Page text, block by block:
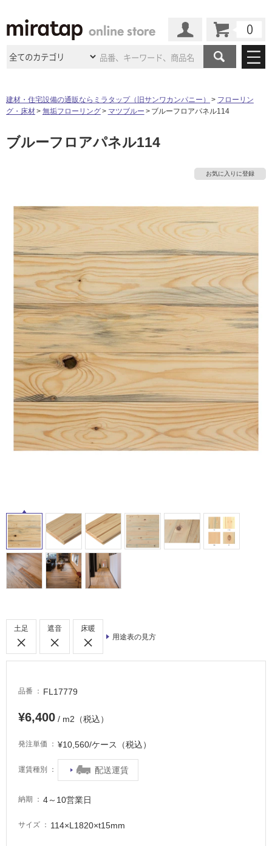
商品カテゴリ
キッチン
トイレ
ウッドデッキ フローリング・ 床材
収納 インテリア・家具
照明 ペット用品
内装用建材 パネル・壁材
ロートアイアン 天然石・石材
メンテナンス・施工材 新商品
施工事例
施工事例 法人案件納入事例
インタビュー
店舗・施設事例
ショールーム
ショールーム
大阪ショールーム 仙台ショールーム
名古屋 ショールーム 京都ショールーム
福岡ショールーム 札幌スマートショールー
ム
横浜スマートショールー
ム
ウェルビーみのおHDC
BOX
ご利用ガイド 初めての方へ
よくある質問 お問い合わせ
修理お問い合わせ クレーム公開
説明書・図面検索 水まわり3年保証
お役立ち情報 住まいのスタイリング
アイデア
ミラタップチャンネル
オンライン相談
その他サービス
ミラタップと
ASOLIE
工事会社紹介
ェルジュ
自分らしい家づくり
SUVACO
最高のリノベ会社がみつ
かるリノベりす
建材・住宅設備の通販ならミラタップ（旧サンワカンパニー）
フローリン
グ・床材
無垢フローリング マツブルー ブルーフロアパネル114
ブルーフロアパネル114
お気に入りに登録
土足 遮音
床暖
用途表の見方
品番 FL17779
¥6,400 / m2（税込）
発注単価 ¥10,560/ケース（税込）
運賃種別 配送運賃
納期 4～10営業日
サイズ 114×L1820×t15mm
タ
イ
ル
屋
内
床・
浴
室
床・
駐
非
常
に
る
適
し
る
注